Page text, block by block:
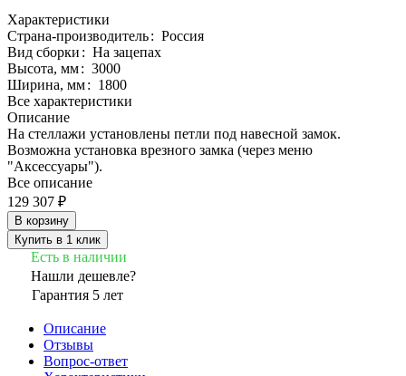
Характеристики
Страна-производитель: Россия
Вид сборки : На зацепах
Высота, мм: 3000
Ширина, мм: 1800
Все характеристики
Описание
На стеллажи установлены петли под навесной замок.
Возможна установка врезного замка (через меню
"Аксессуары").
Все описание
129 307 ₽
В корзину
Купить в 1 клик
Есть в наличии
Нашли дешевле?
Гарантия 5 лет
Описание
Отзывы
Вопрос-ответ